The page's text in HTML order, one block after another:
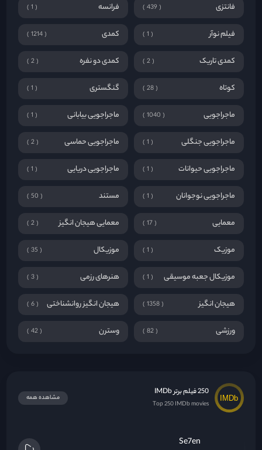
فانتزی 439 فرانسه 1
فیلم نوآر 1 کمدی 1214
کمدی تاریک 2 کمدی دو نفره 2
کوتاه 28 گنگستری 1
ماجراجویی 1040 ماجراجویی بیابانی 1
ماجراجویی جنگلی 1 ماجراجویی حماسی 2
ماجراجویی حیوانات 1 ماجراجویی دریایی 1
ماجراجویی نوجوانان 1 مستند 50
معمایی 17 معمایی هیجان انگیز 2
موزیک 1 موزیکال 35
موزیکال جعبه موسیقی 1 هنرهای رزمی 3
هیجان انگیز 1358 هیجان انگیز روانشناختی 6
ورزشی 82 وسترن 42
250 فیلم برتر IMDb
Top 250 IMDb movies
مشاهده همه
Se7en